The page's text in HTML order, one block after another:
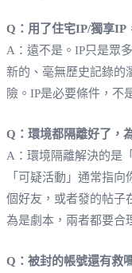
Q：用了住宅IP/獨享IP
A：遠不是。IP只是眾
新的、毫無歷史記錄的
險。IP是必要條件，不
Q：環境都隔離好了，
A：環境隔離解決的是
「可疑活動」通常指向
個好友，或者發的帖子
為是劇本，兩者都要合
Q：被封的帳號還有救